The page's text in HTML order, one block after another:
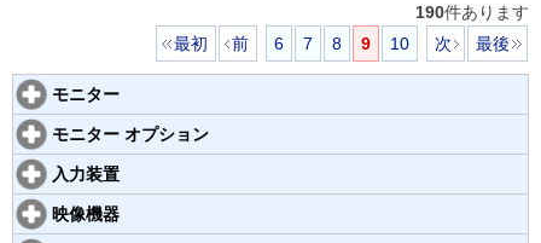
190件あります
最初
前 6 7 8 9 10 次 最後
モニター
モニター オプション
入力装置
映像機器